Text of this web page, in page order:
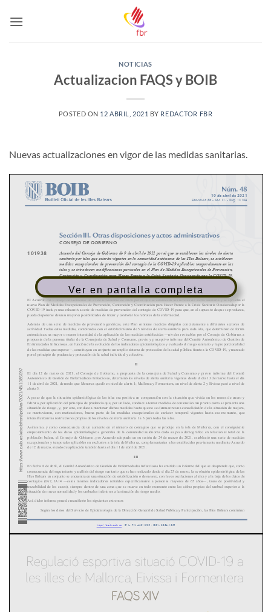
NOTICIAS
Actualizacion FAQS y BOIB
POSTED ON 12 ABRIL, 2021 BY REDACTOR FBR
Nuevas actualizaciones en vigor de las medidas sanitarias.
Ver en pantalla completa